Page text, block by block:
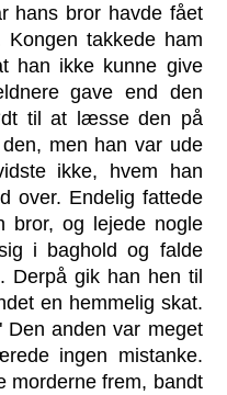
hans bror havde fået
takkede ham
han ikke kunne give
gave end den
til at læsse den på
men han var ude
ikke, hvem han
over. Endelig fattede
og lejede nogle
i baghold og falde
Derpå gik han hen til
en hemmelig skat.
Den anden var meget
ingen mistanke.
morderne frem, bandt